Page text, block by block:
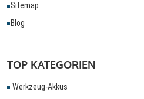
Sitemap
Blog
TOP KATEGORIEN
Werkzeug-Akkus